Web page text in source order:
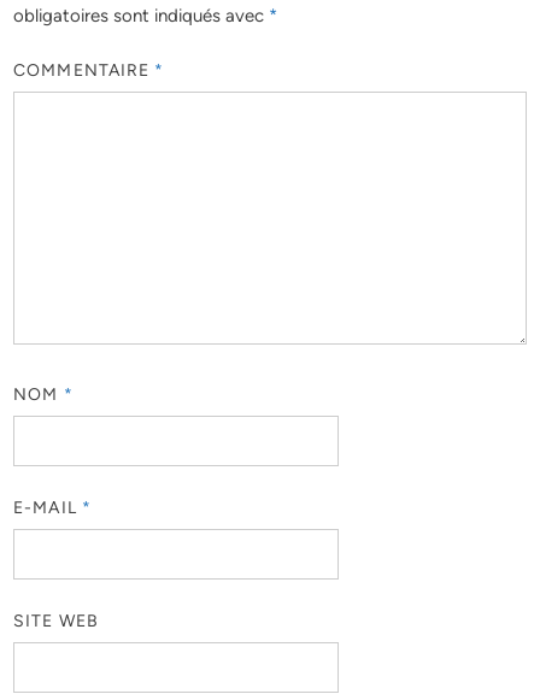
obligatoires sont indiqués avec *
COMMENTAIRE *
NOM *
E-MAIL *
SITE WEB